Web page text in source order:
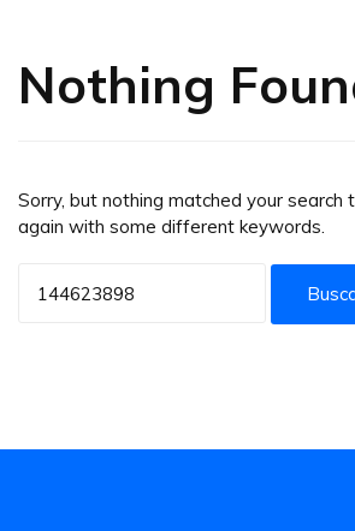
Nothing
Sorry, but nothing matched your search
again with some different keywords.